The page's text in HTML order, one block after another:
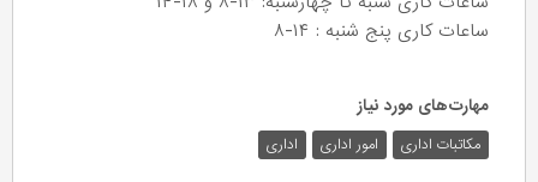
ساعات کاری پنج شنبه : ۱۴-۸
مهارت‌های مورد نیاز
مکاتبات اداری امور اداری اداری